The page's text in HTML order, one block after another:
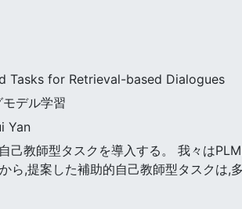
Tasks for Retrieval-based Dialogues
デル学習
Yan
教師型タスクを導入する。 我々はPLM
ら,提案した補助的自己教師型タスクは,